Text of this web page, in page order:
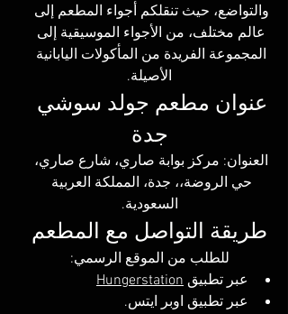
والتواضع، حيث تنقلكم أجواء المطعم إلى
عالم مختلف، من الأجواء الموسيقية إلى
المجموعة الفريدة من المأكولات اليابانية
الأصيلة.
عنوان مطعم جولد سوشي
جدة
العنوان: مركز بوابة صاري، شارع صاري،
حي الروضة،، جدة، المملكة العربية
السعودية.
طريقة التواصل مع المطعم
للطلب من الموقع الرسمي:
عبر تطبيق Hungerstation
عبر تطبيق اوبر ايتس.